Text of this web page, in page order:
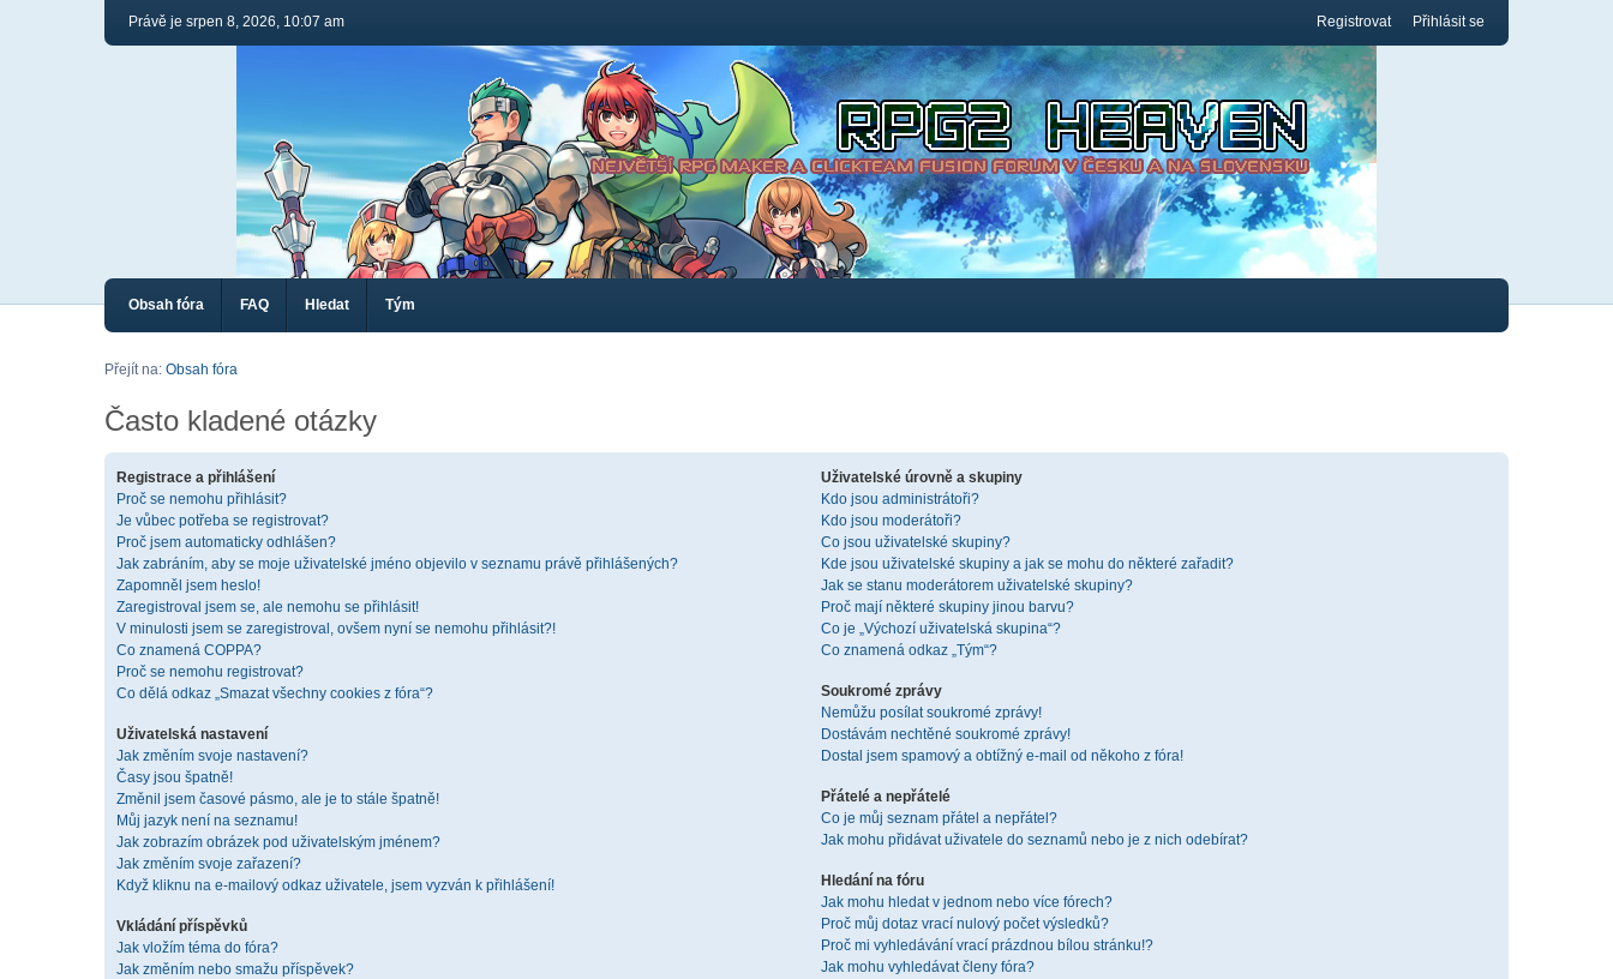
Právě je srpen 8, 2026, 10:07 am Registrovat Přihlásit se
Obsah fóra FAQ Hledat Tým
Přejít na: Obsah fóra
Často kladené otázky
Registrace a přihlášení
Proč se nemohu přihlásit?
Je vůbec potřeba se registrovat?
Proč jsem automaticky odhlášen?
Jak zabráním, aby se moje uživatelské jméno objevilo v seznamu právě přihlášených?
Zapomněl jsem heslo!
Zaregistroval jsem se, ale nemohu se přihlásit!
V minulosti jsem se zaregistroval, ovšem nyní se nemohu přihlásit?!
Co znamená COPPA?
Proč se nemohu registrovat?
Co dělá odkaz „Smazat všechny cookies z fóra“?
Uživatelská nastavení
Jak změním svoje nastavení?
Časy jsou špatně!
Změnil jsem časové pásmo, ale je to stále špatně!
Můj jazyk není na seznamu!
Jak zobrazím obrázek pod uživatelským jménem?
Jak změním svoje zařazení?
Když kliknu na e-mailový odkaz uživatele, jsem vyzván k přihlášení!
Vkládání příspěvků
Jak vložím téma do fóra?
Jak změním nebo smažu příspěvek?
Uživatelské úrovně a skupiny
Kdo jsou administrátoři?
Kdo jsou moderátoři?
Co jsou uživatelské skupiny?
Kde jsou uživatelské skupiny a jak se mohu do některé zařadit?
Jak se stanu moderátorem uživatelské skupiny?
Proč mají některé skupiny jinou barvu?
Co je „Výchozí uživatelská skupina“?
Co znamená odkaz „Tým“?
Soukromé zprávy
Nemůžu posílat soukromé zprávy!
Dostávám nechtěné soukromé zprávy!
Dostal jsem spamový a obtížný e-mail od někoho z fóra!
Přátelé a nepřátelé
Co je můj seznam přátel a nepřátel?
Jak mohu přidávat uživatele do seznamů nebo je z nich odebírat?
Hledání na fóru
Jak mohu hledat v jednom nebo více fórech?
Proč můj dotaz vrací nulový počet výsledků?
Proč mi vyhledávání vrací prázdnou bílou stránku!?
Jak mohu vyhledávat členy fóra?